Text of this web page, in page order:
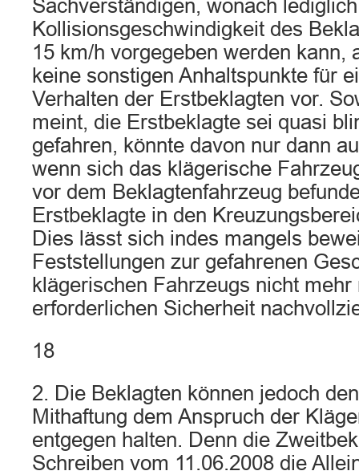
Sachverständigen, wonach
Kollisionsgeschwindigkeit des
15 km/h vorgegeben werden kann,
keine sonstigen Anhaltspunkte für
Verhalten der Erstbeklagten vor.
meint, die Erstbeklagte sei quasi
gefahren, könnte davon nur dann
wenn sich das klägerische
vor dem Beklagtenfahrzeug
Erstbeklagte in den
Dies lässt sich indes mangels
Feststellungen zur gefahrenen
klägerischen Fahrzeugs nicht mehr
erforderlichen Sicherheit
18
2. Die Beklagten können jedoch
Mithaftung dem Anspruch der
entgegen halten. Denn die
Schreiben vom 11.06.2008 die